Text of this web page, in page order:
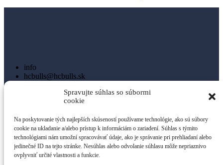
Spravujte súhlas so súbormi
cookie
Na poskytovanie tých najlepších skúseností používame technológie, ako sú súbory
cookie na ukladanie a/alebo prístup k informáciám o zariadení. Súhlas s týmito
technológiami nám umožní spracovávať údaje, ako je správanie pri prehliadaní alebo
jedinečné ID na tejto stránke. Nesúhlas alebo odvolanie súhlasu môže nepriaznivo
ovplyvniť určité vlastnosti a funkcie.
info
hcbulls@hcbulls.sk
Adresa
HC Bulls Vranov,
Mlynská 1346,
Vranov nad Topľou, 093 01